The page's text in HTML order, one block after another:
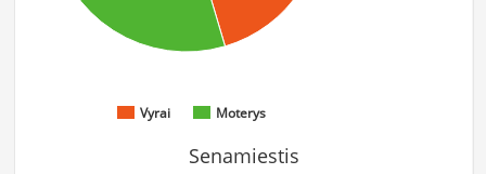
Vyrai Moterys
Senamiestis